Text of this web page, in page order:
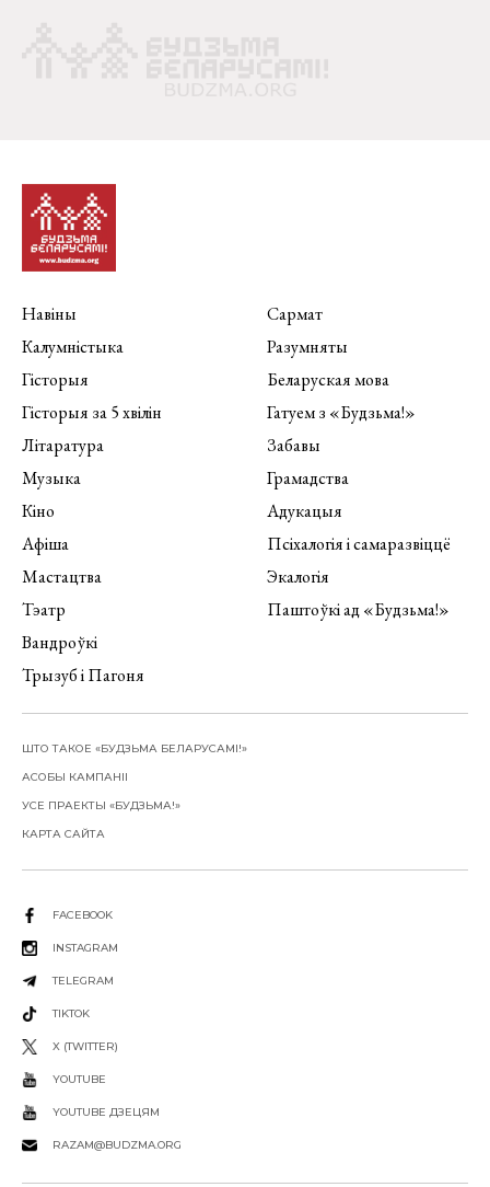
Навіны
Калумністыка
Гісторыя
Гісторыя за 5 хвілін
Літаратура
Музыка
Кіно
Афіша
Мастацтва
Тэатр
Вандроўкі
Трызуб і Пагоня
Сармат
Разумняты
Беларуская мова
Гатуем з «Будзьма!»
Забавы
Грамадства
Адукацыя
Псіхалогія і самаразвіццё
Экалогія
Паштоўкі ад «Будзьма!»
ШТО ТАКОЕ «БУДЗЬМА БЕЛАРУСАМІ!»
АСОБЫ КАМПАНІІ
УСЕ ПРАЕКТЫ «БУДЗЬМА!»
КАРТА САЙТА
FACEBOOK
INSTAGRAM
TELEGRAM
TIKTOK
X (TWITTER)
YOUTUBE
YOUTUBE ДЗЕЦЯМ
RAZAM@BUDZMA.ORG